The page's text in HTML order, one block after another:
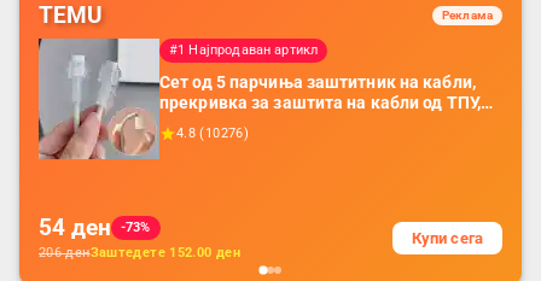
TEMU Реклама
#1 Најпродаван артикл
Сет од 5 парчиња заштитник на кабли,
прекривка за заштита на кабли од ТПУ,
додатоци за заштита на кабли, без
батерија, за мобилни телефони, комплет
4.8 ( 10276)
54 ден
-73%
206денЗаштедете 152.00 ден
Купи сега